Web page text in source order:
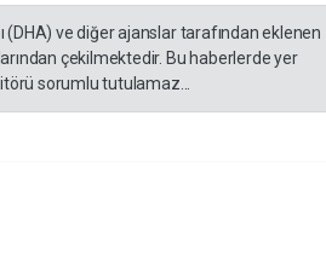
(DHA) ve diğer ajanslar tarafından eklenen
çekilmektedir. Bu haberlerde yer
sorumlu tutulamaz...